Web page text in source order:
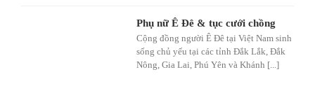
Phụ nữ Ê Đê & tục cưới chồng
Cộng đồng người Ê Đê tại Việt Nam sinh
sống chủ yếu tại các tỉnh Đắk Lắk, Đắk
Nông, Gia Lai, Phú Yên và Khánh [...]